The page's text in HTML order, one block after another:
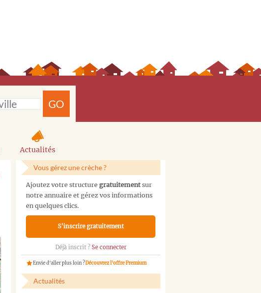
GO
Actualités
Vous gérez une crèche ?
Ajoutez votre structure gratuitementsur
notre annuaire et gérez vos informations
en quelques clics.
S'inscrire gratuitement
Déjà inscrit ? Se connecter
Envie d'aller plus loin ?Découvrez l'offre Premium
Actualités